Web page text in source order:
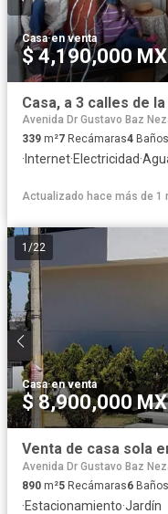
Casa·en venta
$ 4,190,000
Avenida Dr Gustavo Baz
339 m²7 Recámaras4 Baños
· Internet·Electricidad·
Actualizado hace más de 1
1 /22
Casa·en venta
$ 8,900,000
Venta de casa sola
Avenida Dr Gustavo Baz
890 m²5 Recámaras6 Baños
·Estacionamiento·Jardín